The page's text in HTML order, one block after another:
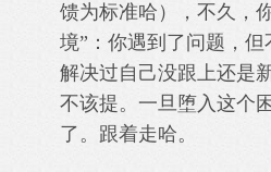
馈为标准哈），不久，
境”：你遇到了问题，
解决过自己没跟上还是
不该提。 一旦堕入这个
了。 跟着走哈。